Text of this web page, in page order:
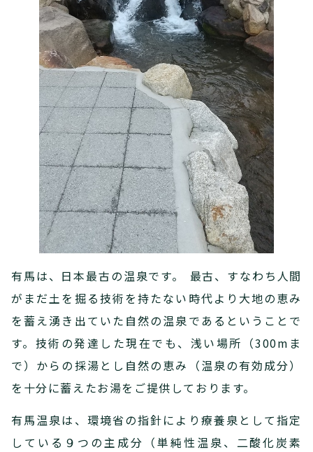
有馬は、日本最古の温泉です。 最古、すなわち人間
がまだ土を掘る技術を持たない時代より大地の恵み
を蓄え湧き出ていた自然の温泉であるということで
す。技術の発達した現在でも、浅い場所（300mま
で）からの採湯とし自然の恵み（温泉の有効成分）
を十分に蓄えたお湯をご提供しております。
有馬温泉は、環境省の指針により療養泉として指定
している９つの主成分（単純性温泉、二酸化炭素